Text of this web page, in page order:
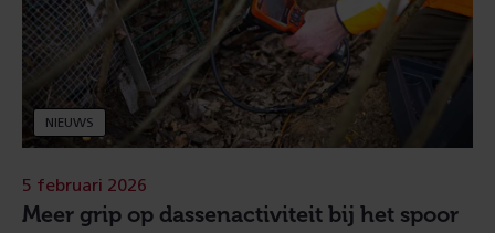
NIEUWS
Meer grip op dassenactiviteit bij het spoor
5 februari 2026